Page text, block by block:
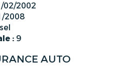
02/2002
2008
: 9
AUTO